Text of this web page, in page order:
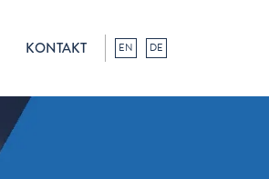
KONTAKT EN DE